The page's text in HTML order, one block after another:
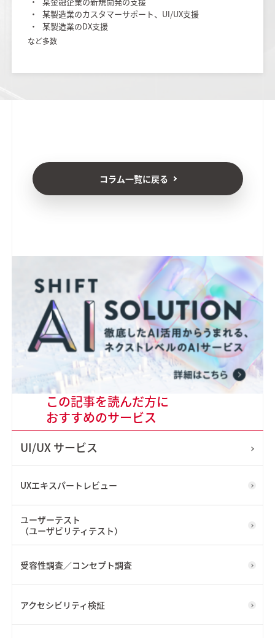
某製造業のカスタマーサポート、UI/UX支援
某製造業のDX支援
など多数
コラム一覧に戻る
この記事を読んだ方に
おすすめのサービス
UI/UX サービス
UXエキスパートレビュー
ユーザーテスト
（ユーザビリティテスト）
受容性調査／コンセプト調査
アクセシビリティ検証